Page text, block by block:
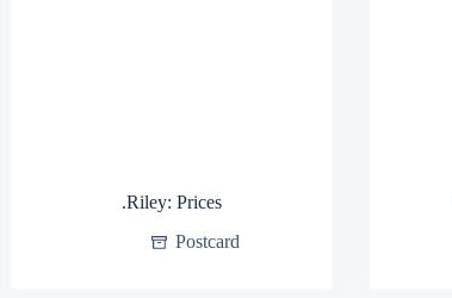
.Riley: Prices
Postcard